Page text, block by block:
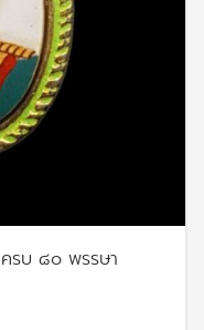
รบ ๘๐ พรรษา